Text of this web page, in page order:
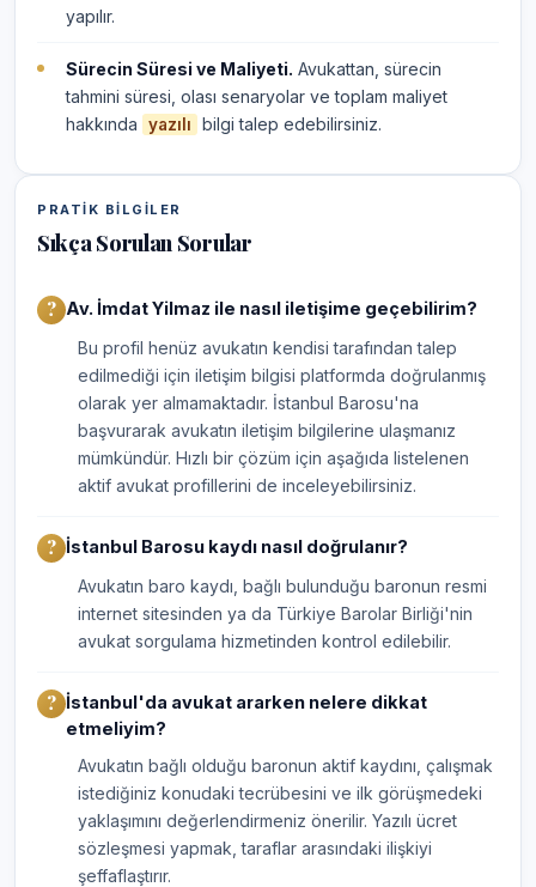
yapılır.
Sürecin Süresi ve Maliyeti. Avukattan, sürecin
tahmini süresi, olası senaryolar ve toplam maliyet
hakkında
yazılı bilgi talep edebilirsiniz.
PRATIK BILGILER
Sıkça Sorulan Sorular
Av. İmdat Yilmaz ile nasıl iletişime geçebilirim?
Bu profil henüz avukatın kendisi tarafından talep
edilmediği için iletişim bilgisi platformda doğrulanmış
olarak yer almamaktadır. İstanbul Barosu'na
başvurarak avukatın iletişim bilgilerine ulaşmanız
mümkündür. Hızlı bir çözüm için aşağıda listelenen
aktif avukat profillerini de inceleyebilirsiniz.
İstanbul Barosu kaydı nasıl doğrulanır?
Avukatın baro kaydı, bağlı bulunduğu baronun resmi
internet sitesinden ya da Türkiye Barolar Birliği'nin
avukat sorgulama hizmetinden kontrol edilebilir.
İstanbul'da avukat ararken nelere dikkat
etmeliyim?
Avukatın bağlı olduğu baronun aktif kaydını, çalışmak
istediğiniz konudaki tecrübesini ve ilk görüşmedeki
yaklaşımını değerlendirmeniz önerilir. Yazılı ücret
sözleşmesi yapmak, taraflar arasındaki ilişkiyi
şeffaflaştırır.